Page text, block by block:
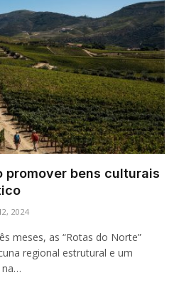
promover bens culturais
2024
meses, as “Rotas do Norte”
regional estrutural e um
na…